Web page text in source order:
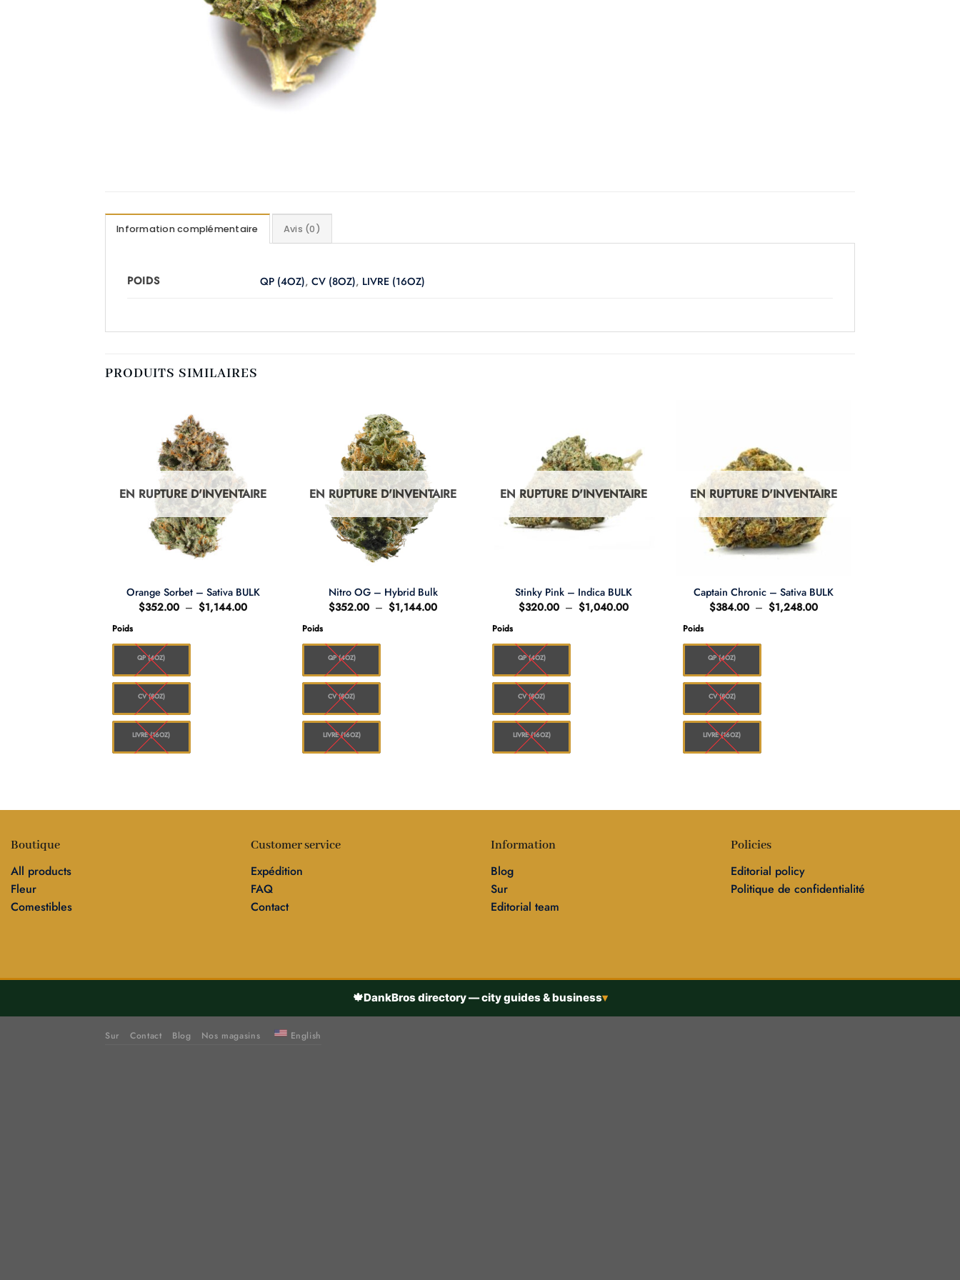
Information complémentaire Avis (0)
POIDS QP (4OZ),CV (8OZ), LIVRE (16OZ)
PRODUITS SIMILAIRES
EN RUPTURE D'INVENTAIRE
Orange Sorbet – Sativa BULK
$352.00 – $1,144.00Plage
Poids
QP (4OZ)
CV (8OZ)
LIVRE (16OZ)
EN RUPTURE D'INVENTAIRE
Nitro OG – Hybrid Bulk
$352.00 – $1,144.00Plage
Poids
QP (4OZ)
CV (8OZ)
LIVRE (16OZ)
EN RUPTURE D'INVENTAIRE
Stinky Pink – Indica BULK
$320.00 – $1,040.00Plage
Poids
QP (4OZ)
CV (8OZ)
LIVRE (16OZ)
EN RUPTURE D'INVENTAIRE
Captain Chronic – Sativa BULK
$384.00 – $1,248.00Plage
Poids
QP (4OZ)
CV (8OZ)
LIVRE (16OZ)
Boutique
All products
Fleur
Comestibles
Customer service
Expédition
FAQ
Contact
Information
Blog
Sur
Editorial team
Policies
Editorial policy
Politique de confidentialité
🍁DankBros directory — city guides & business▾
Sur Contact Blog Nos magasins English